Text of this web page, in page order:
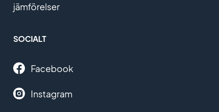
jämförelser
SOCIALT
Facebook
Instagram